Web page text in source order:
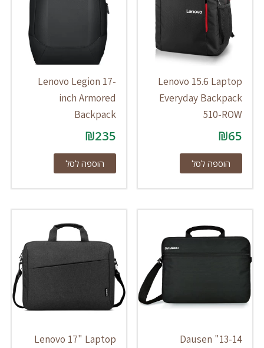
Lenovo 15.6 Laptop
Everyday Backpack
510-ROW
₪65
הוספה לסל
Lenovo Legion 17-
inch Armored
Backpack
₪235
הוספה לסל
13-14" Dausen
Lenovo 17" Laptop